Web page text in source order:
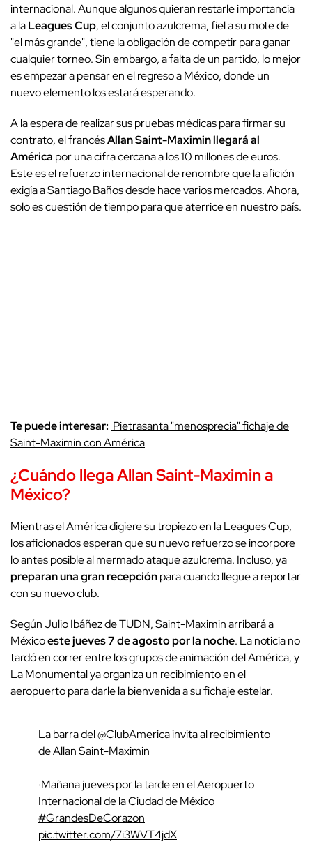
internacional. Aunque algunos quieran restarle importancia
a laLeagues Cup, el conjunto azulcrema, fiel a su mote de
"el más grande", tiene la obligación de competir para ganar
cualquier torneo. Sin embargo, a falta de un partido, lo mejor
es empezar a pensar en el regreso a México, donde un
nuevo elemento los estará esperando.
A la espera de realizar sus pruebas médicas para firmar su
contrato, el francésAllan Saint-Maximin llegará al
América por una cifra cercana a los 10 millones de euros.
Este es el refuerzo internacional de renombre que la afición
exigía a Santiago Baños desde hace varios mercados. Ahora,
solo es cuestión de tiempo para que aterrice en nuestro país.
Te puede interesar: Pietrasanta "menosprecia" fichaje de
Saint-Maximin con América
¿Cuándo llega Allan Saint-Maximin a
México?
Mientras el América digiere su tropiezo en la Leagues Cup,
los aficionados esperan que su nuevo refuerzo se incorpore
lo antes posible al mermado ataque azulcrema. Incluso, ya
preparan una gran recepciónpara cuando llegue a reportar
con su nuevo club.
Según Julio Ibáñez de TUDN, Saint-Maximin arribará a
Méxicoeste jueves 7 de agosto por la noche. La noticia no
tardó en correr entre los grupos de animación del América, y
La Monumental ya organiza un recibimiento en el
aeropuerto para darle la bienvenida a su fichaje estelar.
La barra del@ClubAmericainvita al recibimiento
de Allan Saint-Maximin
·Mañana jueves por la tarde en el Aeropuerto
Internacional de la Ciudad de México
#GrandesDeCorazon
pic.twitter.com/7i3WVT4jdX